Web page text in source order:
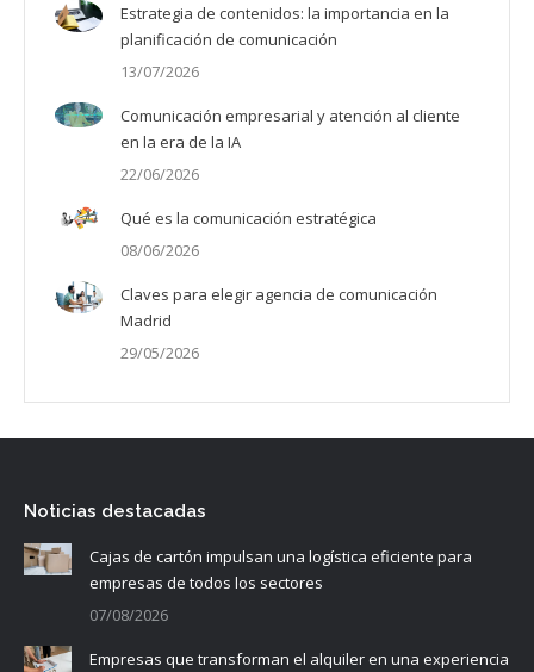
Estrategia de contenidos: la importancia en la
planificación de comunicación
13/07/2026
Comunicación empresarial y atención al cliente
en la era de la IA
22/06/2026
Qué es la comunicación estratégica
08/06/2026
Claves para elegir agencia de comunicación
Madrid
29/05/2026
Noticias destacadas
Cajas de cartón impulsan una logística eficiente para
empresas de todos los sectores
07/08/2026
Empresas que transforman el alquiler en una experiencia